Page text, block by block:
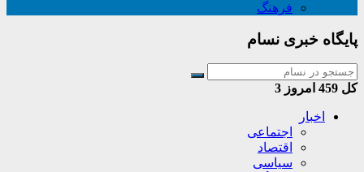
فرهنگ
پایگاه خبری نسام
کل امروز 3
اخبار
اجتماعی
اقتصاد
سیاسی